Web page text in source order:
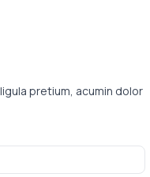
pretium, acumin dolor